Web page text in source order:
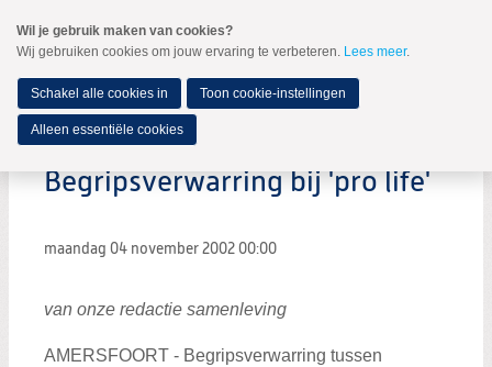
naar
Spring
de
inhoud
Spring
naar
hoofdmenu
MENU
Begripsverwarring bij 'pro life'
maandag 04 november 2002 00:00
van onze redactie samenleving
AMERSFOORT - Begripsverwarring tussen
Wil je gebruik maken van cookies?
Wij gebruiken cookies om jouw ervaring te verbeteren. Lees meer.
Schakel alle cookies in Toon cookie-instellingen
Alleen essentiële cookies